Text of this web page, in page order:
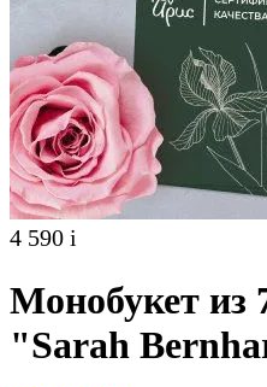
4 590 i
Монобукет из
"Sarah